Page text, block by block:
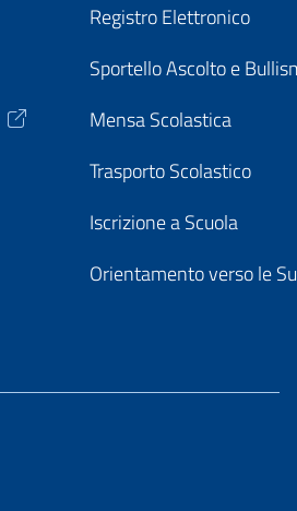
Registro Elettronico
Sportello Ascolto e
Mensa Scolastica
Trasporto Scolastico
Iscrizione a Scuola
Orientamento verso le